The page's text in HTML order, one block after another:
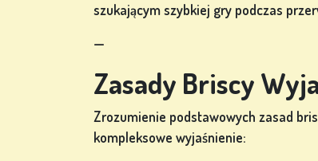
szukającym szybkiej gry podczas
—
Zasady Briscy
Zrozumienie podstawowych zasad
kompleksowe wyjaśnienie: